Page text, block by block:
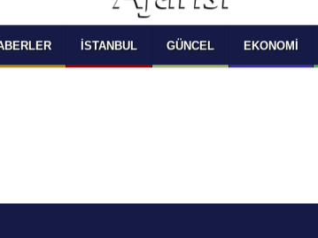
SELECT LANGUAGE YOU
OKUMAK İSTEDİĞİNİZ
İSTANBUL GÜNCEL EKONOMI